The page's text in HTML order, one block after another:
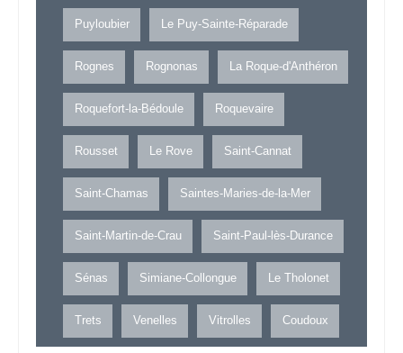
Puyloubier Le Puy-Sainte-Réparade
Rognes Rognonas La Roque-d'Anthéron
Roquefort-la-Bédoule Roquevaire
Rousset Le Rove Saint-Cannat
Saint-Chamas Saintes-Maries-de-la-Mer
Saint-Martin-de-Crau Saint-Paul-lès-Durance
Sénas Simiane-Collongue Le Tholonet
Trets Venelles Vitrolles Coudoux